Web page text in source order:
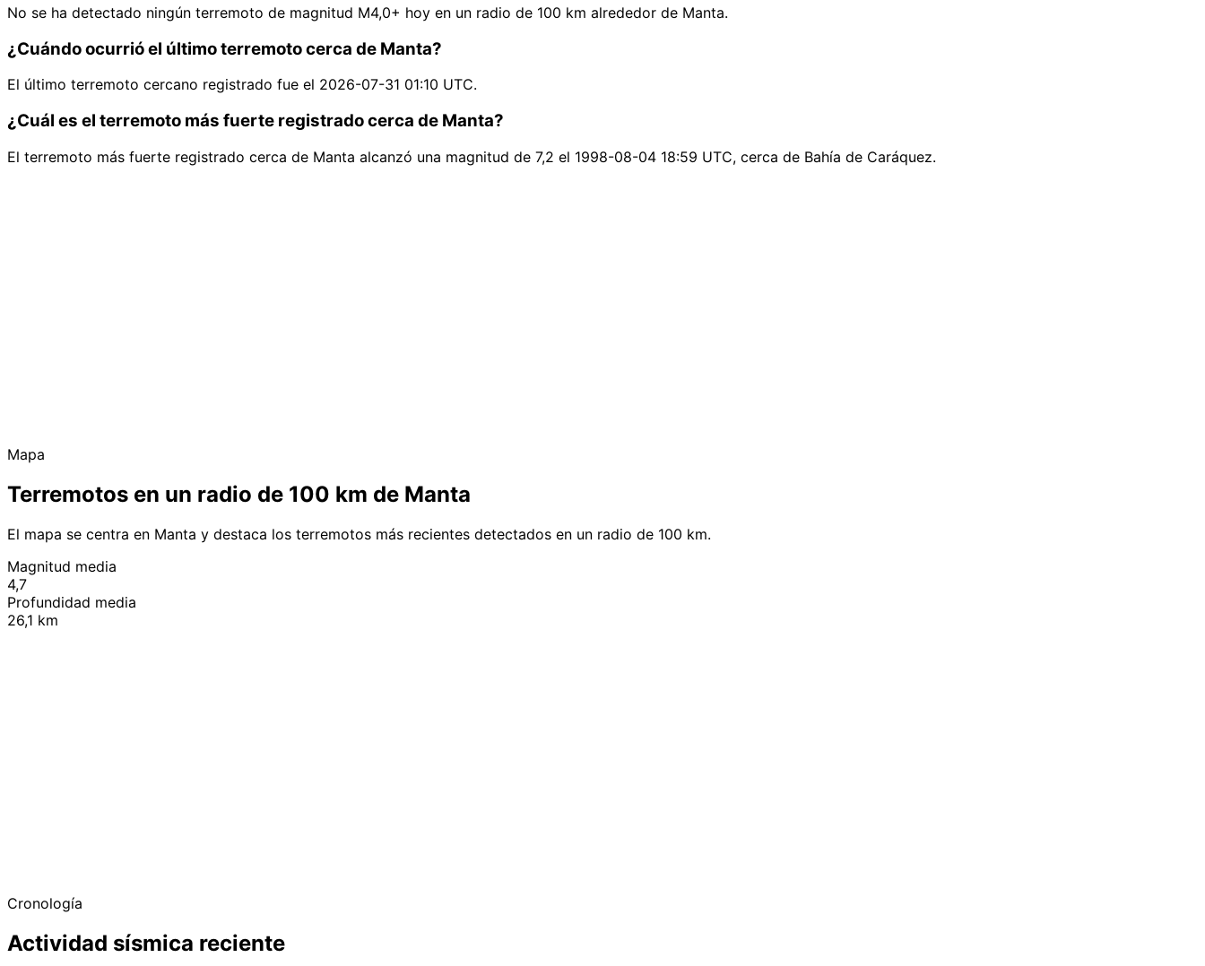
No se ha detectado ningún terremoto de magnitud M4,0+ hoy en un radio de 100 km alrededor de Manta.
¿Cuándo ocurrió el último terremoto cerca de Manta?
El último terremoto cercano registrado fue el 2026-07-31 01:10 UTC.
¿Cuál es el terremoto más fuerte registrado cerca de Manta?
El terremoto más fuerte registrado cerca de Manta alcanzó una magnitud de 7,2 el 1998-08-04 18:59 UTC, cerca de Bahía de Caráquez.
Mapa
Terremotos en un radio de 100 km de Manta
El mapa se centra en Manta y destaca los terremotos más recientes detectados en un radio de 100 km.
Magnitud media
4,7
Profundidad media
26,1 km
Cronología
Actividad sísmica reciente